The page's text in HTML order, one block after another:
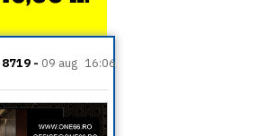
8719 - 09 aug 16:06